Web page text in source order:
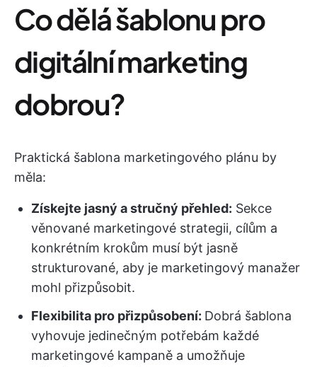
Co dělá šablonu pro
digitální marketing
dobrou?
Praktická šablona marketingového plánu by
měla:
Získejte jasný a stručný přehled: Sekce
věnované marketingové strategii, cílům a
konkrétním krokům musí být jasně
strukturované, aby je marketingový manažer
mohl přizpůsobit.
Flexibilita pro přizpůsobení: Dobrá šablona
vyhovuje jedinečným potřebám každé
marketingové kampaně a umožňuje